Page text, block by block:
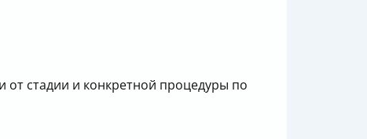
от стадии и конкретной процедуры по